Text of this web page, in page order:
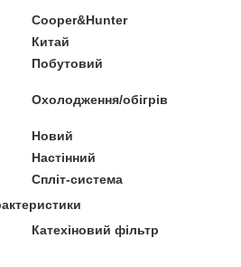
Cooper&Hunter
Китай
Побутовий
Охолодження/обігрів
Новий
Настінний
Спліт-система
Катехіновий фільтр